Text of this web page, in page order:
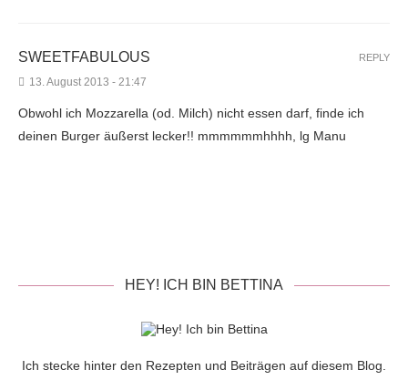
SWEETFABULOUS
13. August 2013 - 21:47
Obwohl ich Mozzarella (od. Milch) nicht essen darf, finde ich
deinen Burger äußerst lecker!! mmmmmmhhhh, lg Manu
REPLY
HEY! ICH BIN BETTINA
Ich stecke hinter den Rezepten und Beiträgen auf diesem Blog.